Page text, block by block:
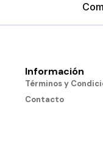
Información
Términos y
Contacto